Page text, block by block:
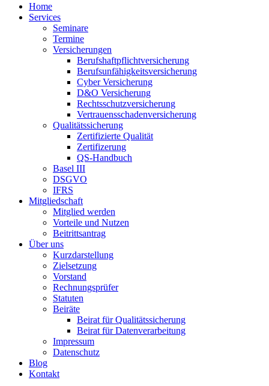
Home
Services
Seminare
Termine
Versicherungen
Berufshaftpflichtversicherung
Berufsunfähigkeitsversicherung
Cyber Versicherung
D&O Versicherung
Rechtsschutzversicherung
Vertrauensschadenversicherung
Qualitätssicherung
Zertifizierte Qualität
Zertifizerung
QS-Handbuch
Basel III
DSGVO
IFRS
Mitgliedschaft
Mitglied werden
Vorteile und Nutzen
Beitrittsantrag
Über uns
Kurzdarstellung
Zielsetzung
Vorstand
Rechnungsprüfer
Statuten
Beiräte
Beirat für Qualitätssicherung
Beirat für Datenverarbeitung
Impressum
Datenschutz
Blog
Kontakt